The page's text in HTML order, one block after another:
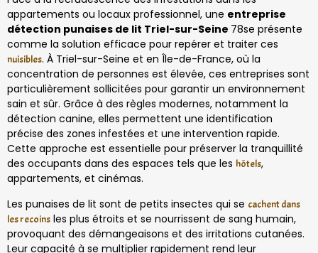
appartements ou locaux professionnel, une entreprise
détection punaises de lit Triel-sur-Seine 78se présente
comme la solution efficace pour repérer et traiter ces
nuisibles. À Triel-sur-Seine et en Île-de-France, où la
concentration de personnes est élevée, ces entreprises sont
particulièrement sollicitées pour garantir un environnement
sain et sûr. Grâce à des règles modernes, notamment la
détection canine, elles permettent une identification
précise des zones infestées et une intervention rapide.
Cette approche est essentielle pour préserver la tranquillité
des occupants dans des espaces tels que les hôtels,
appartements, et cinémas.
Les punaises de lit sont de petits insectes qui se cachent dans
les recoins les plus étroits et se nourrissent de sang humain,
provoquant des démangeaisons et des irritations cutanées.
Leur capacité à se multiplier rapidement rend leur